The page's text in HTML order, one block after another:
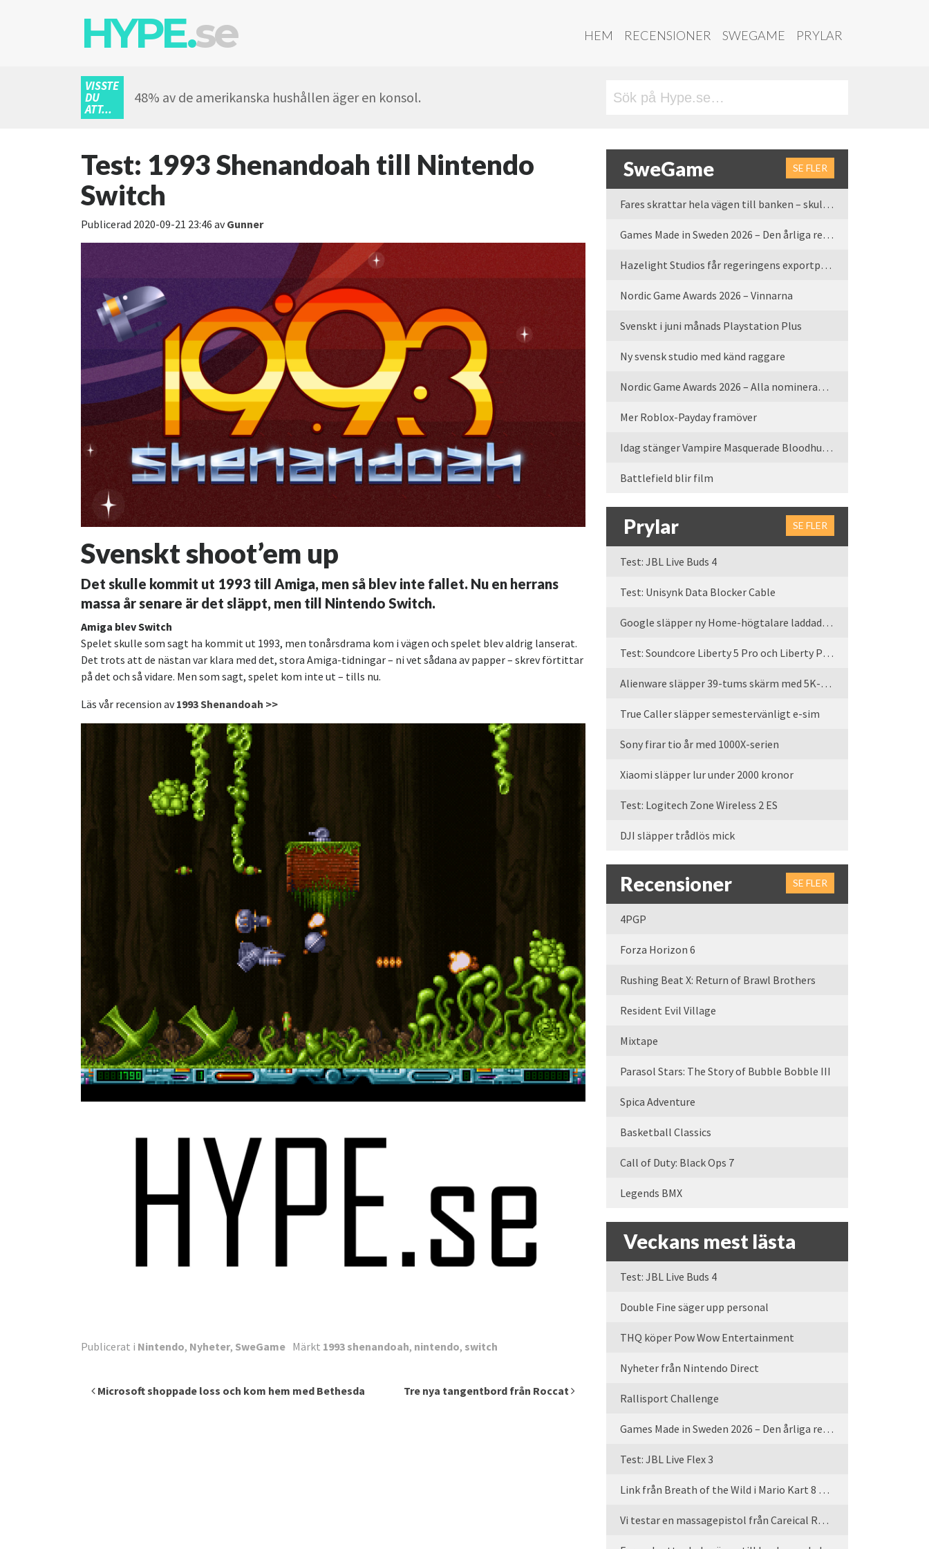
HYPE.se HEM RECENSIONER SWEGAME PRYLAR
VISSTE
DU
ATT...
48% av de amerikanska hushållen äger en konsol.
Test: 1993 Shenandoah till Nintendo
Switch
Publicerad 2020-09-21 23:46 avGunner
Svenskt shoot’em up
Det skulle kommit ut 1993 till Amiga, men så blev inte fallet. Nu en herrans
massa år senare är det släppt, men till Nintendo Switch.
Amiga blev Switch
Spelet skulle som sagt ha kommit ut 1993, men tonårsdrama kom i vägen och spelet blev aldrig lanserat.
Det trots att de nästan var klara med det, stora Amiga-tidningar – ni vet sådana av papper – skrev förtittar
på det och så vidare. Men som sagt, spelet kom inte ut – tills nu.
Läs vår recension av1993 Shenandoah >>
Publicerat i Nintendo, Nyheter, SweGame Märkt 1993 shenandoah, nintendo, switch
Inläggsnavigering
Microsoft shoppade loss och kom hem med Bethesda Tre nya tangentbord från Roccat
SweGame SE FLER
Fares skrattar hela vägen till banken – skulle vi tro
Games Made in Sweden 2026 – Den årliga rean är tillbaka
Hazelight Studios får regeringens exportpris 2025
Nordic Game Awards 2026 – Vinnarna
Svenskt i juni månads Playstation Plus
Ny svensk studio med känd raggare
Nordic Game Awards 2026 – Alla nominerade spel
Mer Roblox-Payday framöver
Idag stänger Vampire Masquerade Bloodhunt servrarna
Battlefield blir film
Prylar SE FLER
Test: JBL Live Buds 4
Test: Unisynk Data Blocker Cable
Google släpper ny Home-högtalare laddad med Gemini
Test: Soundcore Liberty 5 Pro och Liberty Pro Max
Alienware släpper 39-tums skärm med 5K-upplösning
True Caller släpper semestervänligt e-sim
Sony firar tio år med 1000X-serien
Xiaomi släpper lur under 2000 kronor
Test: Logitech Zone Wireless 2 ES
DJI släpper trådlös mick
Recensioner SE FLER
4PGP
Forza Horizon 6
Rushing Beat X: Return of Brawl Brothers
Resident Evil Village
Mixtape
Parasol Stars: The Story of Bubble Bobble III
Spica Adventure
Basketball Classics
Call of Duty: Black Ops 7
Legends BMX
Veckans mest lästa
Test: JBL Live Buds 4
Double Fine säger upp personal
THQ köper Pow Wow Entertainment
Nyheter från Nintendo Direct
Rallisport Challenge
Games Made in Sweden 2026 – Den årliga rean är tillbaka
Test: JBL Live Flex 3
Link från Breath of the Wild i Mario Kart 8 Deluxe
Vi testar en massagepistol från Careical Recovery